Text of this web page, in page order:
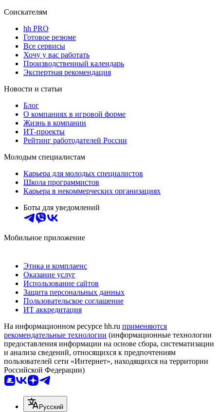
Соискателям
hh PRO
Готовое резюме
Все сервисы
Хочу у вас работать
Производственный календарь
Экспертная рекомендация
Новости и статьи
Блог
О компаниях в игровой форме
Жизнь в компании
ИТ-проекты
Рейтинг работодателей России
Молодым специалистам
Карьера для молодых специалистов
Школа программистов
Карьера в некоммерческих организациях
Боты для уведомлений
Мобильное приложение
Этика и комплаенс
Оказание услуг
Использование сайтов
Защита персональных данных
Пользовательское соглашение
ИТ аккредитация
На информационном ресурсе hh.ru применяются
рекомендательные технологии (информационные технологии
предоставления информации на основе сбора, систематизации
и анализа сведений, относящихся к предпочтениям
пользователей сети «Интернет», находящихся на территории
Российской Федерации)
Русский